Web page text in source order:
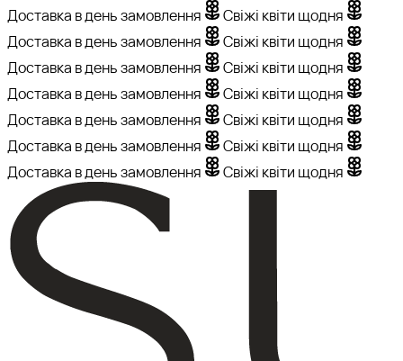
Доставка в день замовлення
Свіжі квіти щодня
Доставка в день замовлення
Свіжі квіти щодня
Доставка в день замовлення
Свіжі квіти щодня
Доставка в день замовлення
Свіжі квіти щодня
Доставка в день замовлення
Свіжі квіти щодня
Доставка в день замовлення
Свіжі квіти щодня
Доставка в день замовлення
Свіжі квіти щодня